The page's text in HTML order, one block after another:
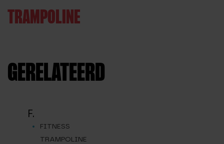
TRAMPOLINE
GERELATEERD
F.
FITNESS
TRAMPOLINE